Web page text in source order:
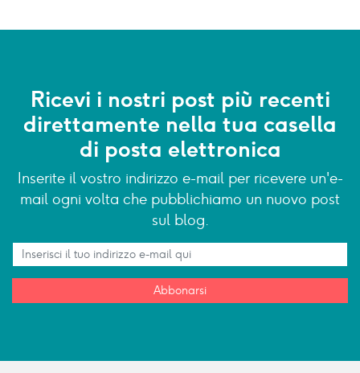
Ricevi i nostri post più recenti
direttamente nella tua casella
di posta elettronica
Inserite il vostro indirizzo e-mail per ricevere un'e-
mail ogni volta che pubblichiamo un nuovo post
sul blog.
Abbonarsi